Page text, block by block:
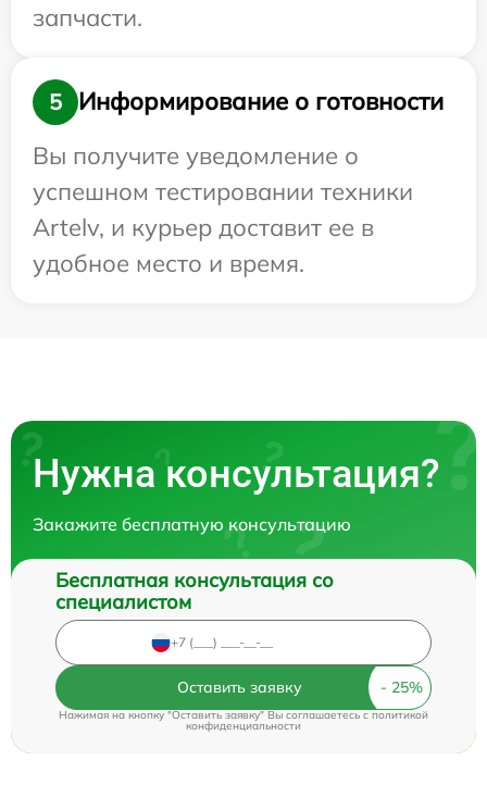
запчасти.
5
Информирование о готовности
Вы получите уведомление о
успешном тестировании техники
Artelv, и курьер доставит ее в
удобное место и время.
Нужна консультация?
Закажите бесплатную консультацию
Бесплатная консультация со
специалистом
Оставить заявку
Нажимая на кнопку "Оставить заявку" Вы соглашаетесь cполитикой
конфиденциальности